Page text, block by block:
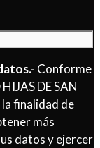
Conforme
DE SAN
finalidad de
más
datos y ejercer